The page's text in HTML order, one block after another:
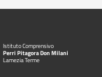
Istituto Comprensivo
Perri Pitagora Don Milani
Lamezia Terme